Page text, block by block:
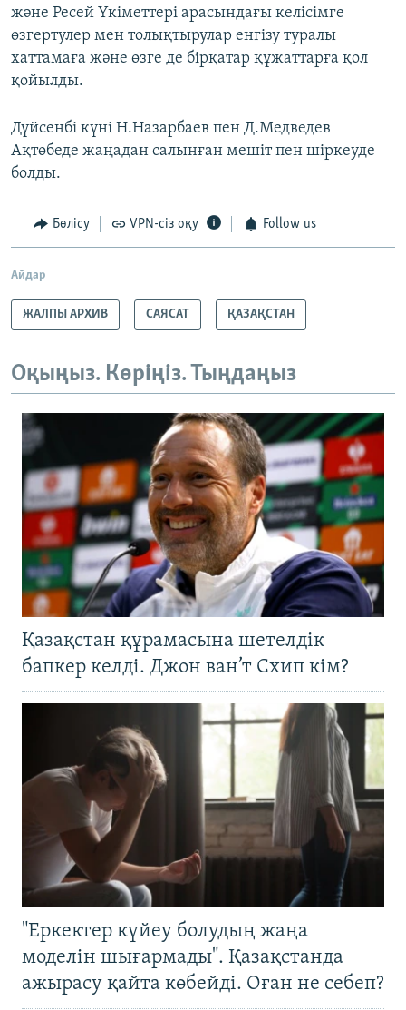
және Ресей Үкіметтері арасындағы келісімге
өзгертулер мен толықтырулар енгізу туралы
хаттамаға және өзге де бірқатар құжаттарға қол
қойылды.
Дүйсенбі күні Н.Назарбаев пен Д.Медведев
Ақтөбеде жаңадан салынған мешіт пен шіркеуде
болды.
Бөлісу VPN-сіз оқу Follow us
Айдар
ЖАЛПЫ АРХИВ САЯСАТ ҚАЗАҚСТАН
Оқыңыз. Көріңіз. Тыңдаңыз
Қазақстан құрамасына шетелдік
бапкер келді. Джон ван’т Схип кім?
"Еркектер күйеу болудың жаңа
моделін шығармады". Қазақстанда
ажырасу қайта көбейді. Оған не себеп?